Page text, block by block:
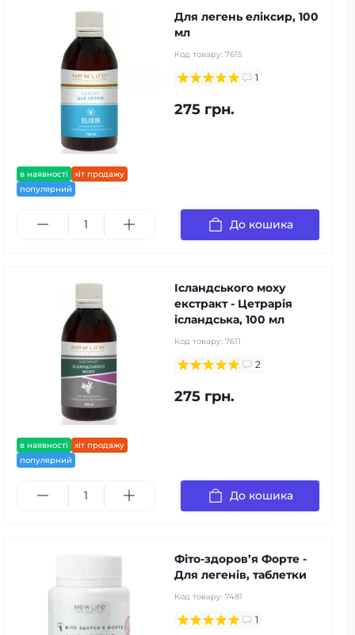
в наявності
хіт продажу
популярний
Для легень еліксир, 100
мл
Код товару: 7615
1
275 грн.
До кошика
в наявності
хіт продажу
популярний
Ісландського моху
екстракт - Цетрарія
ісландська, 100 мл
Код товару: 7611
2
275 грн.
До кошика
Фіто-здоров’я Форте -
Для легенів, таблетки
Код товару: 7481
1